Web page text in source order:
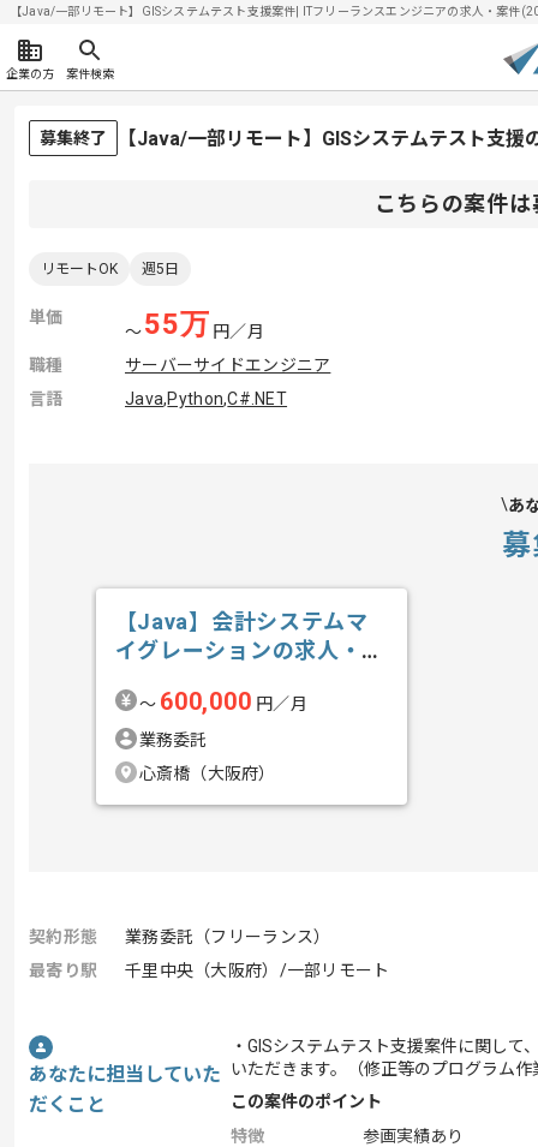
【Java/一部リモート】GISシステムテスト支援案件| ITフリーランスエンジニアの求人・案件
企業の方 案件検索
募集終了 【Java/一部リモート】GISシステムテスト支援
こちらの案件
リモートOK 週5日
単価
〜55万 円／月
職種
サーバーサイドエンジニア
言語
Java,Python,C#.NET
あ
【Java】会計システムマ
イグレーションの求人・案
〜 600,000 円／月
業務委託
心斎橋（大阪府）
契約形態
業務委託（フリーランス）
最寄り駅
千里中央（大阪府）/一部リモート
あなたに担当していた
だくこと
・GISシステムテスト支援案件に関し
いただきます。（修正等のプログラム
この案件のポイント
特徴
参画実績あり